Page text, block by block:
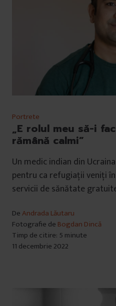
Portrete
„E rolul meu să-i
rămână calmi”
Un medic indian din
pentru ca refugiații veniți
servicii de sănătate
DeAndrada Lăutaru
Fotografie de Bogdan Dincă
Timp de citire: 5 minute
11 decembrie 2022